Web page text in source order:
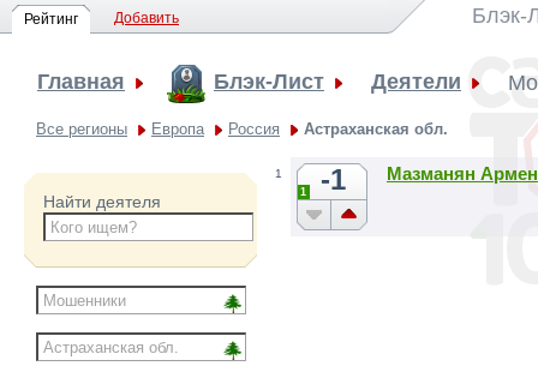
Рейтинг Добавить Блэк-
Главная Блэк-Лист Деятели
Все регионы Европа Россия Астраханская обл.
Найти деятеля
1 -1
1
Мазманян